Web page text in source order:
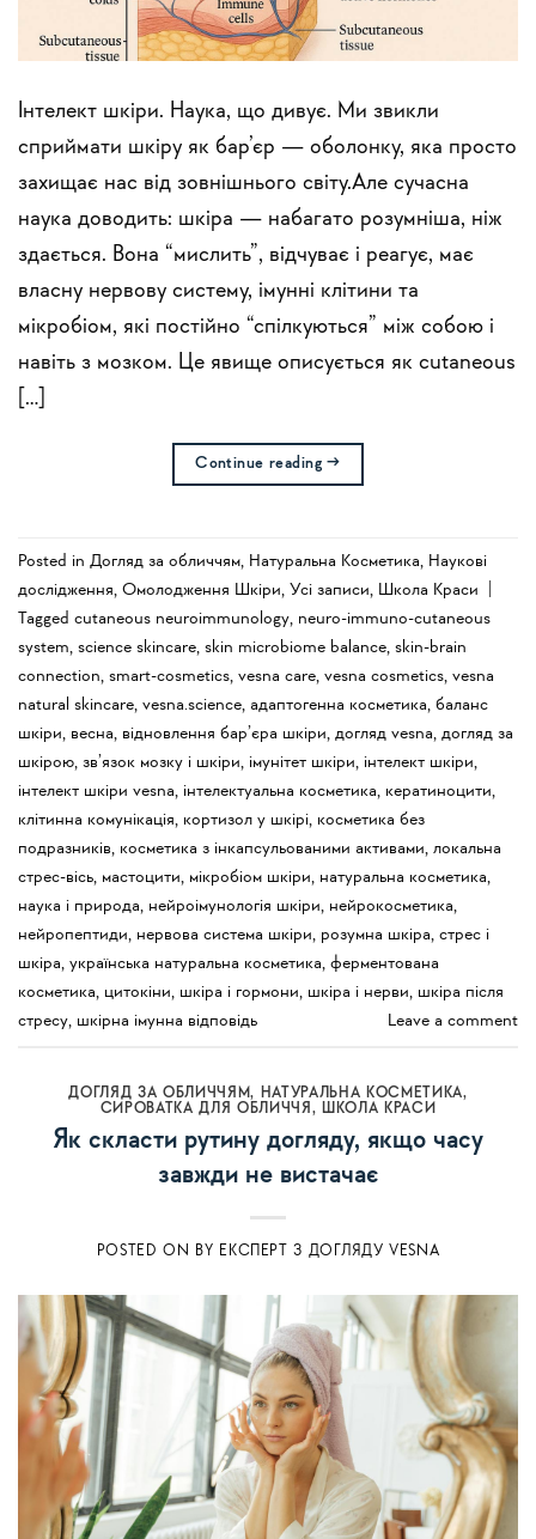
Інтелект шкіри. Наука, що дивує. Ми звикли
сприймати шкіру як бар’єр — оболонку, яка просто
захищає нас від зовнішнього світу.Але сучасна
наука доводить: шкіра — набагато розумніша, ніж
здається. Вона “мислить”, відчуває і реагує, має
власну нервову систему, імунні клітини та
мікробіом, які постійно “спілкуються” між собою і
навіть з мозком. Це явище описується як cutaneous
[…]
Continue reading→
Posted in Догляд за обличчям, Натуральна Косметика, Наукові
дослідження, Омолодження Шкіри, Усi записи, Школа Краси
Tagged cutaneous neuroimmunology, neuro-immuno-cutaneous
system, science skincare, skin microbiome balance, skin-brain
connection, smart-cosmetics, vesna care, vesna cosmetics, vesna
natural skincare, vesna.science, адаптогенна косметика, баланс
шкіри, весна, відновлення бар’єра шкіри, догляд vesna, догляд за
шкірою, зв’язок мозку і шкіри, імунітет шкіри, інтелект шкіри,
інтелект шкіри vesna, інтелектуальна косметика, кератиноцити,
клітинна комунікація, кортизол у шкірі, косметика без
подразників, косметика з інкапсульованими активами, локальна
стрес-вісь, мастоцити, мікробіом шкіри, натуральна косметика,
наука і природа, нейроімунологія шкіри, нейрокосметика,
нейропептиди, нервова система шкіри, розумна шкіра, стрес і
шкіра, українська натуральна косметика, ферментована
косметика, цитокіни, шкіра і гормони, шкіра і нерви, шкіра після
стресу, шкірна імунна відповідь Leave a comment
ДОГЛЯД ЗА ОБЛИЧЧЯМ, НАТУРАЛЬНА КОСМЕТИКА,
СИРОВАТКА ДЛЯ ОБЛИЧЧЯ , ШКОЛА КРАСИ
Як скласти рутину догляду, якщо часу
завжди не вистачає
POSTED ON BY ЕКСПЕРТ З ДОГЛЯДУ VESNA